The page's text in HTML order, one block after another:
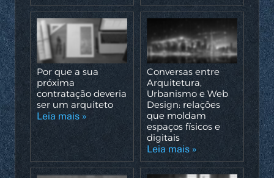
Por que a sua
próxima
contratação deveria
ser um arquiteto
Leia mais »
Conversas entre
Arquitetura,
Urbanismo e Web
Design: relações
que moldam
espaços físicos e
digitais
Leia mais »